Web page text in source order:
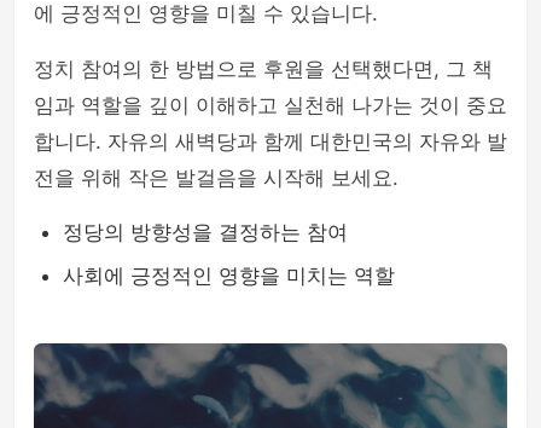
에 긍정적인 영향을 미칠 수 있습니다.
정치 참여의 한 방법으로 후원을 선택했다면, 그 책
임과 역할을 깊이 이해하고 실천해 나가는 것이 중요
합니다. 자유의 새벽당과 함께 대한민국의 자유와 발
전을 위해 작은 발걸음을 시작해 보세요.
정당의 방향성을 결정하는 참여
사회에 긍정적인 영향을 미치는 역할